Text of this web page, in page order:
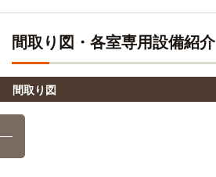
盛岡公務員法律専門学校
大原ビジネス公務員専門学校盛岡校
間取り図・各室専用設備紹介
間取り図